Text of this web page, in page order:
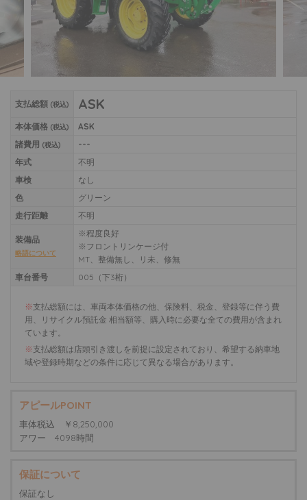
支払総額 (税込) ASK
本体価格 (税込)
ASK
諸費用 (税込)
---
年式
不明
車検
なし
色
グリーン
走行距離
不明
装備品
略語について
※程度良好
※フロントリンケージ付
MT、整備無し、リ未、修無
車台番号
005（下3桁）
※支払総額には、車両本体価格の他、保険料、税金、登録等に伴う費
用、リサイクル預託金 相当額等、購入時に必要な全ての費用が含まれ
ています。
※支払総額は店頭引き渡しを前提に設定されており、希望する納車地
域や登録時期などの条件に応じて異なる場合があります。
アピールPOINT
車体税込 ￥8,250,000
アワー 4098時間
保証について
保証なし